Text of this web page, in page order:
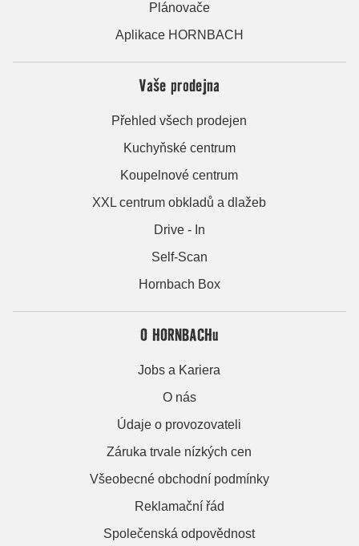
Plánovače
Aplikace HORNBACH
Vaše prodejna
Přehled všech prodejen
Kuchyňské centrum
Koupelnové centrum
XXL centrum obkladů a dlažeb
Drive - In
Self-Scan
Hornbach Box
O HORNBACHu
Jobs a Kariera
O nás
Údaje o provozovateli
Záruka trvale nízkých cen
Všeobecné obchodní podmínky
Reklamační řád
Společenská odpovědnost